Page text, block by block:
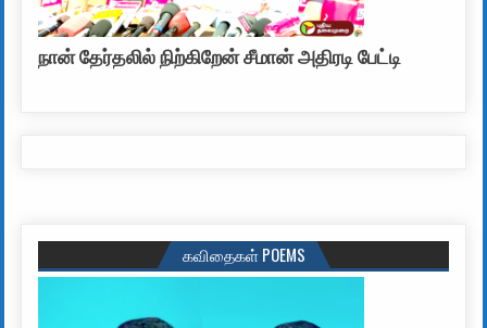
நான் தேர்தலில் நிற்கிறேன் சீமான் அதிரடி பேட்டி
கவிதைகள் POEMS